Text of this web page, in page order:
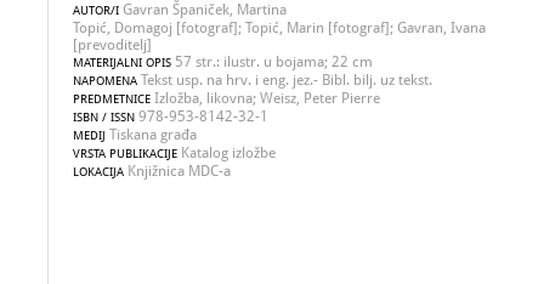
AUTOR/I Gavran Španiček, Martina
Topić, Domagoj [fotograf]; Topić, Marin [fotograf]; Gavran, Ivana
[prevoditelj]
MATERIJALNI OPIS 57 str.: ilustr. u bojama; 22 cm
NAPOMENA Tekst usp. na hrv. i eng. jez.- Bibl. bilj. uz tekst.
PREDMETNICE Izložba, likovna; Weisz, Peter Pierre
ISBN / ISSN 978-953-8142-32-1
MEDIJ Tiskana građa
VRSTA PUBLIKACIJE Katalog izložbe
LOKACIJA Knjižnica MDC-a